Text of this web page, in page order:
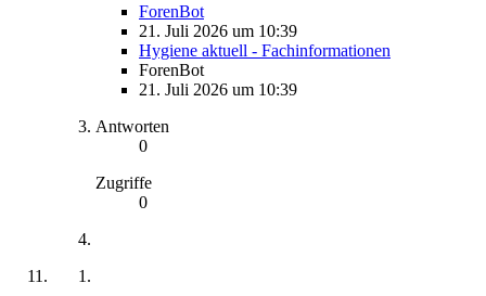
ForenBot
21. Juli 2026 um 10:39
Hygiene aktuell - Fachinformationen
ForenBot
21. Juli 2026 um 10:39
Antworten
0
Zugriffe
0